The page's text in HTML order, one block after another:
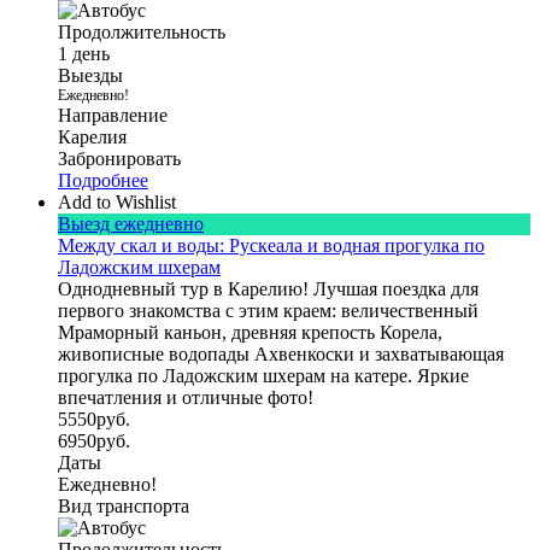
Продолжительность
1 день
Выезды
Ежедневно!
Направление
Карелия
Забронировать
Подробнее
Add to Wishlist
Выезд ежедневно
Между скал и воды: Рускеала и водная прогулка по
Ладожским шхерам
Однодневный тур в Карелию! Лучшая поездка для
первого знакомства с этим краем: величественный
Мраморный каньон, древняя крепость Корела,
живописные водопады Ахвенкоски и захватывающая
прогулка по Ладожским шхерам на катере. Яркие
впечатления и отличные фото!
5550руб.
6950руб.
Даты
Ежедневно!
Вид транспорта